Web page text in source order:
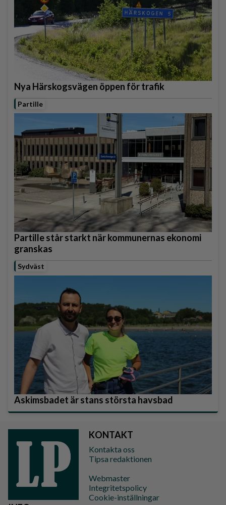
Nya Härskogsvägen öppen för trafik
Partille
Partille står starkt när kommunernas ekonomi
granskas
Sydväst
Askimsbadet är stans största havsbad
KONTAKT
Kontakta oss
Tipsa redaktionen
Webmaster
Integritetspolicy
Cookie-inställningar